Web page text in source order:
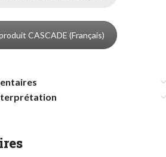
CASCADE (Français)